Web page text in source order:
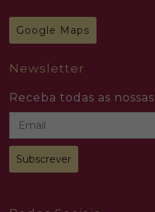
Google Maps
Newsletter
Receba todas as